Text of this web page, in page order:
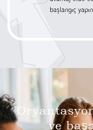
başlangıç
ve